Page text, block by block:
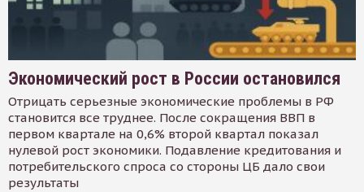
Экономический рост в России остановился
Отрицать серьезные экономические проблемы в РФ
становится все труднее. После сокращения ВВП в
первом квартале на 0,6% второй квартал показал
нулевой рост экономики. Подавление кредитования и
потребительского спроса со стороны ЦБ дало свои
результаты